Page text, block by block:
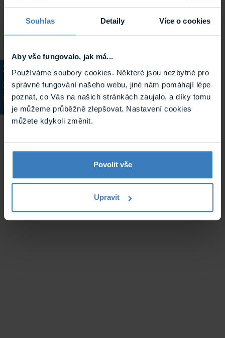
Souhlas Detaily Více o cookies
Aby vše fungovalo, jak má...
Používáme soubory cookies. Některé jsou nezbytné pro
správné fungování našeho webu, jiné nám pomáhají lépe
poznat, co Vás na našich stránkách zaujalo, a díky tomu
je můžeme průběžně zlepšovat. Nastavení cookies
můžete kdykoli změnit.
Povolit vše
Upravit
KATALOG